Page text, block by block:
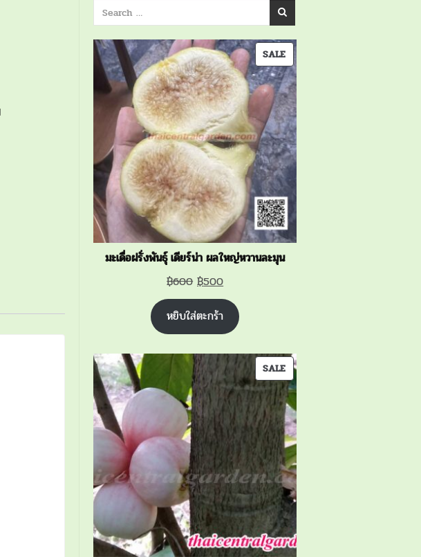
SALEPRODUCT
ON
SALE
มะเดื่อฝรั่งพันธุ์ เดียร์น่า ผลใหญ่หวานละมุน
฿600 Original
price
was:
฿600.
฿500Current
price
is:
฿500.
หยิบใส่ตะกร้า
SALEPRODUCT
ON
SALE